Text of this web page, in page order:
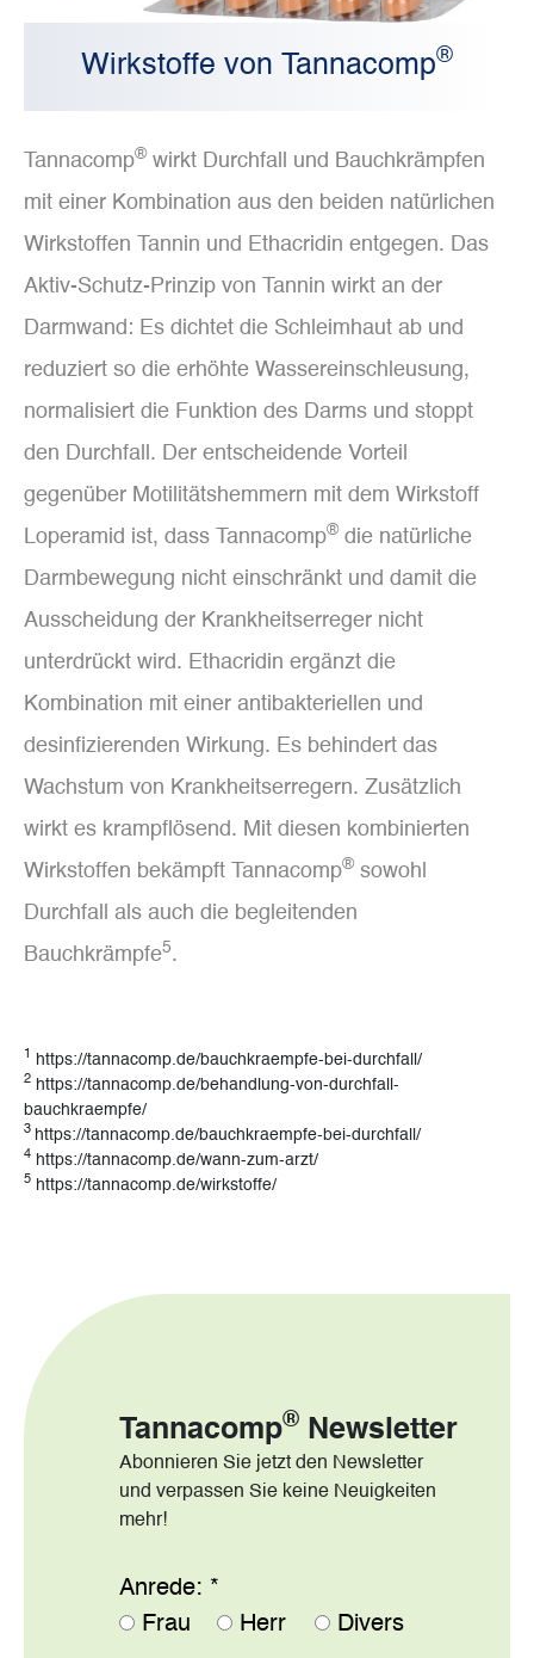
Wirkstoffe von Tannacomp®
Tannacomp® wirkt Durchfall und Bauchkrämpfen
mit einer Kombination aus den beiden natürlichen
Wirkstoffen Tannin und Ethacridin entgegen. Das
Aktiv-Schutz-Prinzip von Tannin wirkt an der
Darmwand: Es dichtet die Schleimhaut ab und
reduziert so die erhöhte Wassereinschleusung,
normalisiert die Funktion des Darms und stoppt
den Durchfall. Der entscheidende Vorteil
gegenüber Motilitätshemmern mit dem Wirkstoff
Loperamid ist, dass Tannacomp® die natürliche
Darmbewegung nicht einschränkt und damit die
Ausscheidung der Krankheitserreger nicht
unterdrückt wird. Ethacridin ergänzt die
Kombination mit einer antibakteriellen und
desinfizierenden Wirkung. Es behindert das
Wachstum von Krankheitserregern. Zusätzlich
wirkt es krampflösend. Mit diesen kombinierten
Wirkstoffen bekämpft Tannacomp® sowohl
Durchfall als auch die begleitenden
Bauchkrämpfe5.
1 https://tannacomp.de/bauchkraempfe-bei-durchfall/
2 https://tannacomp.de/behandlung-von-durchfall-
bauchkraempfe/
3 https://tannacomp.de/bauchkraempfe-bei-durchfall/
4 https://tannacomp.de/wann-zum-arzt/
5 https://tannacomp.de/wirkstoffe/
Tannacomp® Newsletter
Abonnieren Sie jetzt den Newsletter
und verpassen Sie keine Neuigkeiten
mehr!
Anrede: *
Frau
Herr Divers